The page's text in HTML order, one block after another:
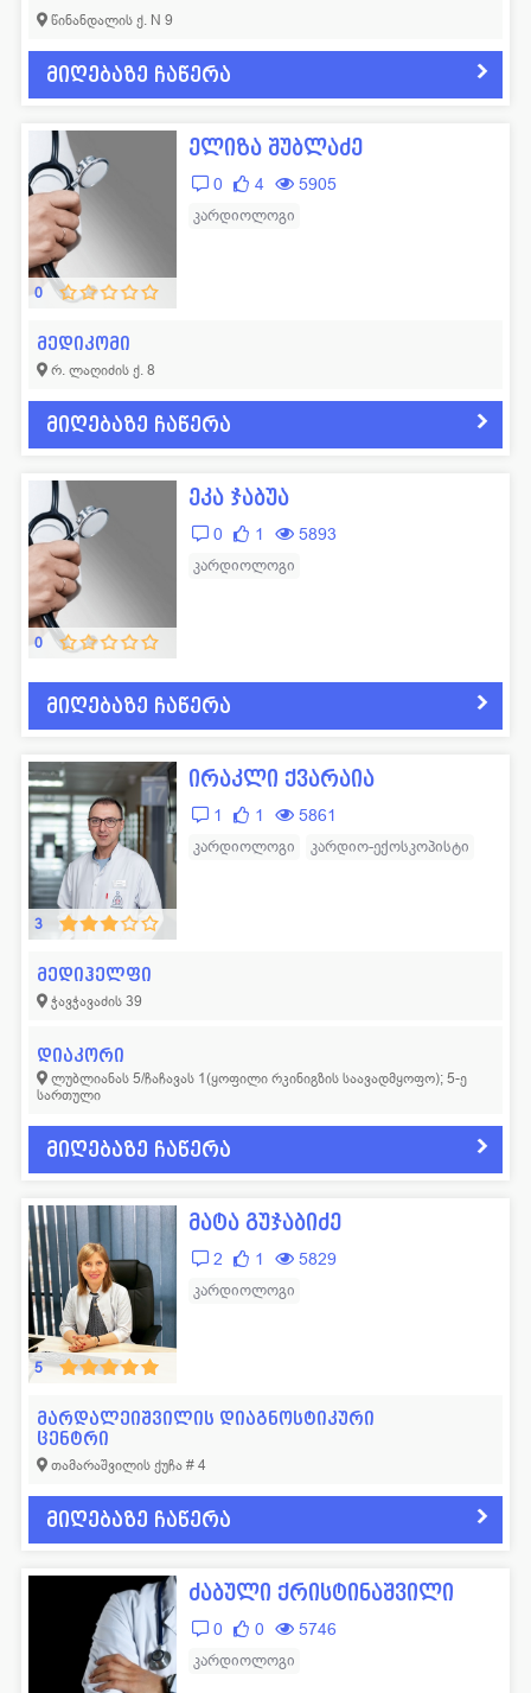
წინანდალის ქ. N 9
მიღებაზე ჩაწერა
0
ელიზა შუბლაძე
0 4 5905
კარდიოლოგი
მედიკომი
რ. ლაღიძის ქ. 8
მიღებაზე ჩაწერა
0
ეკა ჯაბუა
0 1 5893
კარდიოლოგი
მიღებაზე ჩაწერა
3
ირაკლი ქვარაია
1 1 5861
კარდიოლოგი კარდიო-ექოსკოპისტი
მედიჰელფი
ჭავჭავაძის 39
დიაკორი
ლუბლიანას 5/ჩაჩავას 1(ყოფილი რკინიგზის საავადმყოფო); 5-ე
სართული
მიღებაზე ჩაწერა
5
მატა გუჯაბიძე
2 1 5829
კარდიოლოგი
მარდალეიშვილის დიაგნოსტიკური
ცენტრი
თამარაშვილის ქუჩა # 4
მიღებაზე ჩაწერა
ძაბული ქრისტინაშვილი
0 0 5746
კარდიოლოგი